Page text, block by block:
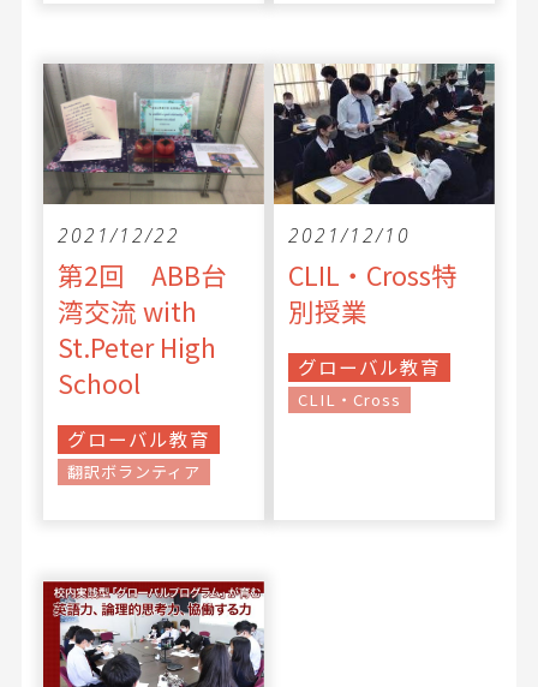
2021/12/22
第2回 ABB台
湾交流 with
St.Peter High
School
グローバル教育
翻訳ボランティア
2021/12/10
CLIL・Cross特
別授業
グローバル教育
CLIL・Cross